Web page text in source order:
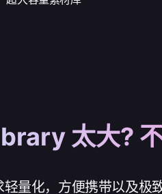
太大?
量化，方便携带以及极